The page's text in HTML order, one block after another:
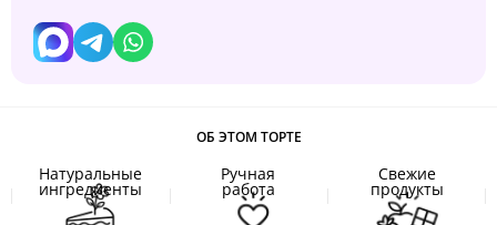
ОБ ЭТОМ ТОРТЕ
Натуральные
ингредиенты
Ручная
работа
Свежие
продукты